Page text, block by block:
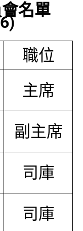
名單
職位
主席
副主席
司庫
司庫